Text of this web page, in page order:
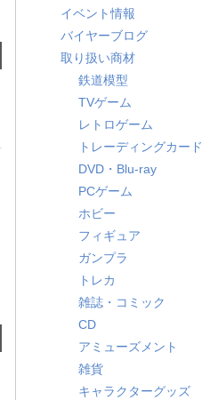
イベント情報
バイヤーブログ
取り扱い商材
鉄道模型
TVゲーム
レトロゲーム
トレーディングカード
DVD・Blu-ray
PCゲーム
ホビー
フィギュア
ガンプラ
トレカ
雑誌・コミック
CD
アミューズメント
雑貨
キャラクターグッズ